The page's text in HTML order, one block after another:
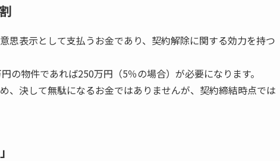
思表示として支払うお金であり、契約解除に関する効力を持つ
の物件であれば250万円（5％の場合）が必要になります。
、決して無駄になるお金ではありませんが、契約締結時点では